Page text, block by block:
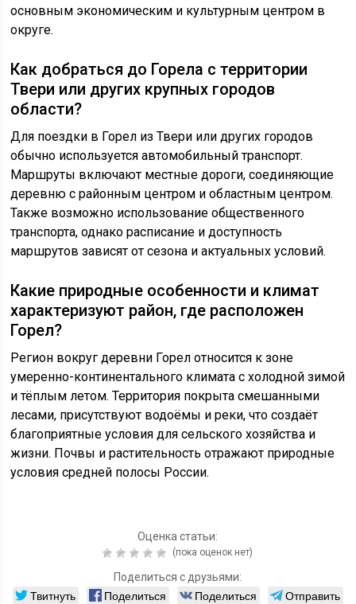
основным экономическим и культурным центром в
округе.
Как добраться до Горела с территории
Твери или других крупных городов
области?
Для поездки в Горел из Твери или других городов
обычно используется автомобильный транспорт.
Маршруты включают местные дороги, соединяющие
деревню с районным центром и областным центром.
Также возможно использование общественного
транспорта, однако расписание и доступность
маршрутов зависят от сезона и актуальных условий.
Какие природные особенности и климат
характеризуют район, где расположен
Горел?
Регион вокруг деревни Горел относится к зоне
умеренно-континентального климата с холодной зимой
и тёплым летом. Территория покрыта смешанными
лесами, присутствуют водоёмы и реки, что создаёт
благоприятные условия для сельского хозяйства и
жизни. Почвы и растительность отражают природные
условия средней полосы России.
Оценка статьи:
(пока оценок нет)
Поделиться с друзьями:
Твитнуть Поделиться Поделиться
Отправить